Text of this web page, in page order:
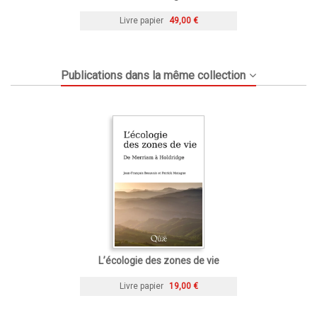
Livre papier 49,00 €
Publications dans la même collection
L’écologie des zones de vie
Livre papier 19,00 €